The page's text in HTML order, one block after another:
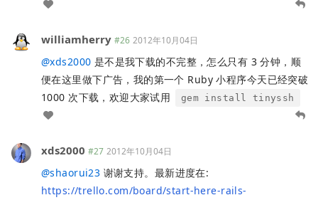
williamherry #26 2012年10月04日
@xds2000 是不是我下载的不完整，怎么只有 3 分钟，顺
便在这里做下广告，我的第一个 Ruby 小程序今天已经突破
1000 次下载，欢迎大家试用
gem install tinyssh
xds2000 #27 2012年10月04日
@shaorui23 谢谢支持。最新进度在:
https://trello.com/board/start-here-rails-